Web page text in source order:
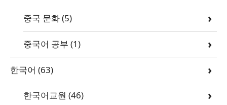
중국 문화(5)
중국어 공부 (1)
한국어 (63)
한국어교원 (46)